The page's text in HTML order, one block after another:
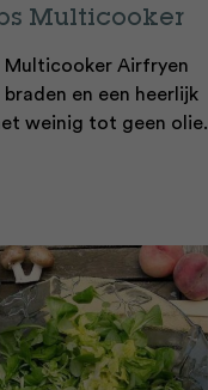
Multicooker
Multicooker Airfryen
en een heerlijk
weinig tot geen olie.